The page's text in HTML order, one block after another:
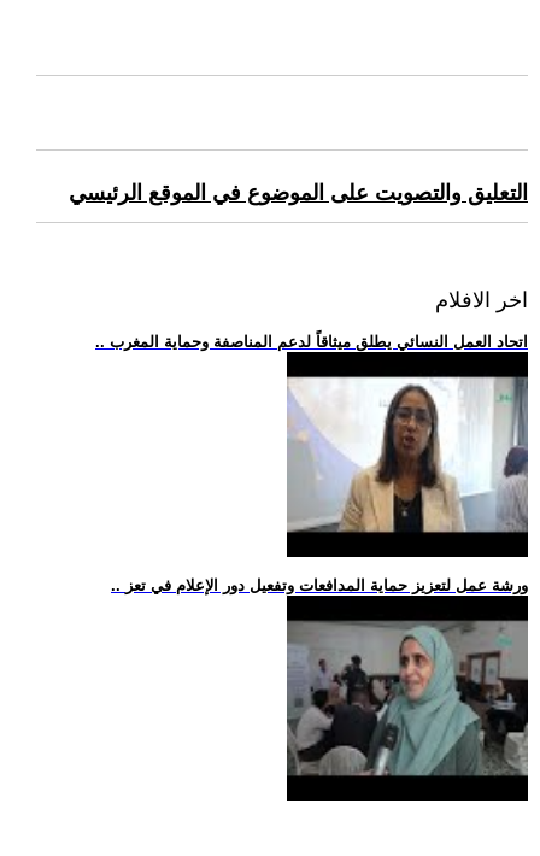
التعليق والتصويت على الموضوع في الموقع الرئيسي
اخر الافلام
.. اتحاد العمل النسائي يطلق ميثاقاً لدعم المناصفة وحماية المغرب
.. ورشة عمل لتعزيز حماية المدافعات وتفعيل دور الإعلام في تعز